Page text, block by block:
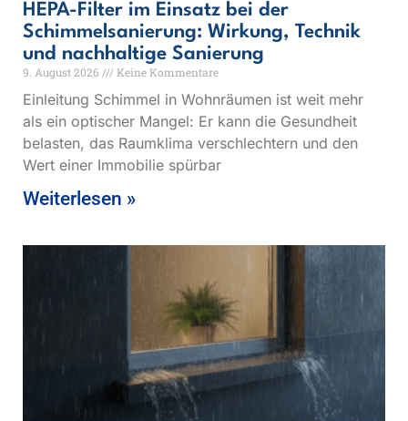
HEPA-Filter im Einsatz bei der
Schimmelsanierung: Wirkung, Technik
und nachhaltige Sanierung
9. August 2026 Keine Kommentare
Einleitung Schimmel in Wohnräumen ist weit mehr
als ein optischer Mangel: Er kann die Gesundheit
belasten, das Raumklima verschlechtern und den
Wert einer Immobilie spürbar
Weiterlesen »